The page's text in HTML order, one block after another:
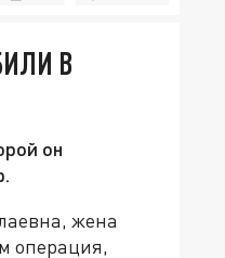
В
он
жена
операция,